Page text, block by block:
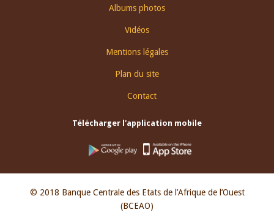
Albums photos
Vidéos
Mentions légales
Plan du site
Contact
Télécharger l'application mobile
© 2018 Banque Centrale des Etats de l’Afrique de l’Ouest
(BCEAO)